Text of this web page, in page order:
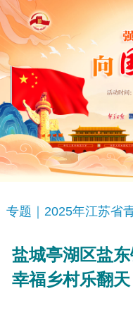
专题｜2025年江苏省
盐城亭湖区盐
幸福乡村乐翻天